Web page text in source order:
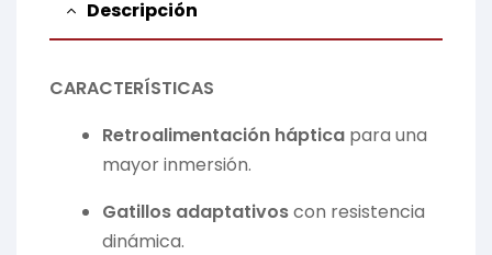
Descripción
CARACTERÍSTICAS
Retroalimentación háptica para una
mayor inmersión.
Gatillos adaptativoscon resistencia
dinámica.